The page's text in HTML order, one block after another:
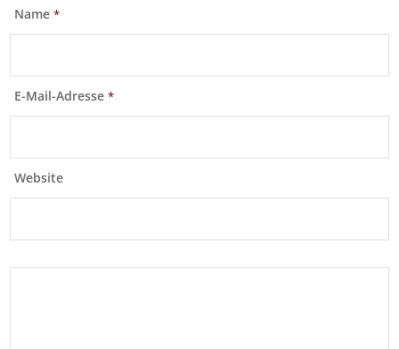
Name*
E-Mail-Adresse*
Website